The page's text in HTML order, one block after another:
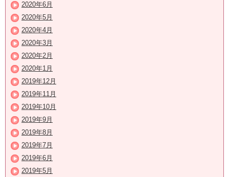
2020年6月
2020年5月
2020年4月
2020年3月
2020年2月
2020年1月
2019年12月
2019年11月
2019年10月
2019年9月
2019年8月
2019年7月
2019年6月
2019年5月